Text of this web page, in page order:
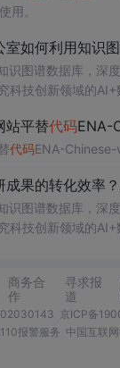
用。
室如何利用知识
识图谱数据库，深
科技创新领域的
站平替代码ENA-
代码ENA-
成果的转化效率
识图谱数据库，深
科技创新领域的
商务合
作
寻求报
道
京ICP备
报警服务 中国互联